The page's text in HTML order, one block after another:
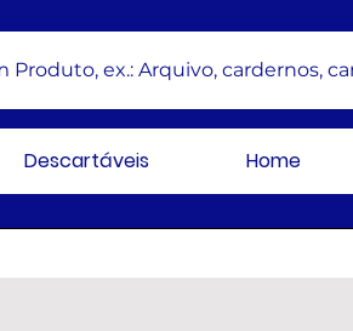
Produto, ex.: Arquivo, cardernos,
Descartáveis Home